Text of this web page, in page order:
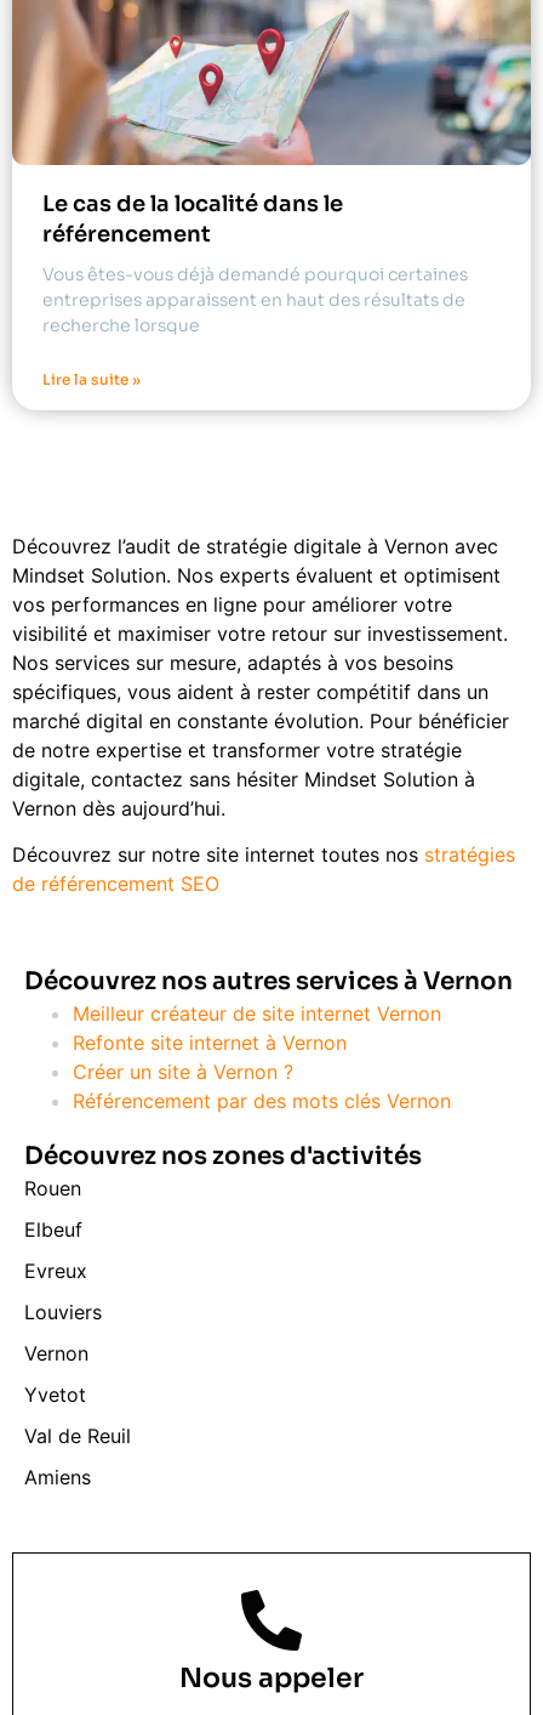
Le cas de la localité dans le
référencement
Vous êtes-vous déjà demandé pourquoi certaines
entreprises apparaissent en haut des résultats de
recherche lorsque
Lire la suite »
Découvrez l’audit de stratégie digitale à Vernon avec
Mindset Solution. Nos experts évaluent et optimisent
vos performances en ligne pour améliorer votre
visibilité et maximiser votre retour sur investissement.
Nos services sur mesure, adaptés à vos besoins
spécifiques, vous aident à rester compétitif dans un
marché digital en constante évolution. Pour bénéficier
de notre expertise et transformer votre stratégie
digitale, contactez sans hésiter Mindset Solution à
Vernon dès aujourd’hui.
Découvrez sur notre site internet toutes nos stratégies
de référencement SEO
Découvrez nos autres services à Vernon
Meilleur créateur de site internet Vernon
Refonte site internet à Vernon
Créer un site à Vernon ?
Référencement par des mots clés Vernon
Découvrez nos zones d'activités
Rouen
Elbeuf
Evreux
Louviers
Vernon
Yvetot
Val de Reuil
Amiens
Nous appeler